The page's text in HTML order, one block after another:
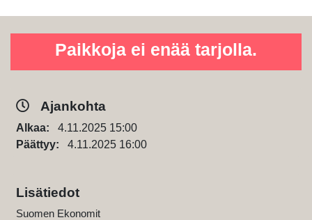
Paikkoja ei enää tarjolla.
Ajankohta
Alkaa: 4.11.2025 15:00
Päättyy: 4.11.2025 16:00
Lisätiedot
Suomen Ekonomit